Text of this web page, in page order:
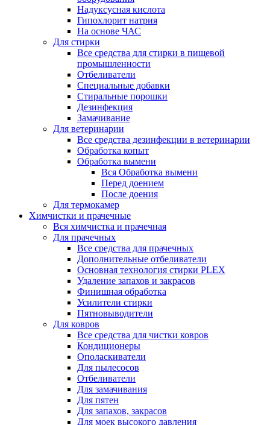
Надуксусная кислота
Гипохлорит натрия
На основе ЧАС
Для стирки
Все средства для стирки в пищевой
промышленности
Отбеливатели
Специальные добавки
Стиральные порошки
Дезинфекция
Замачивание
Для ветеринарии
Все средства дезинфекции в ветеринарии
Обработка копыт
Обработка вымени
Вся Обработка вымени
Перед доением
После доения
Для термокамер
Химчистки и прачечные
Вся химчистка и прачечная
Для прачечных
Все средства для прачечных
Дополнительные отбеливатели
Основная технология стирки PLEX
Удаление запахов и закрасов
Финишная обработка
Усилители стирки
Пятновыводители
Для ковров
Все средства для чистки ковров
Кондиционеры
Ополаскиватели
Для пылесосов
Отбеливатели
Для замачивания
Для пятен
Для запахов, закрасов
Для моек высокого давления